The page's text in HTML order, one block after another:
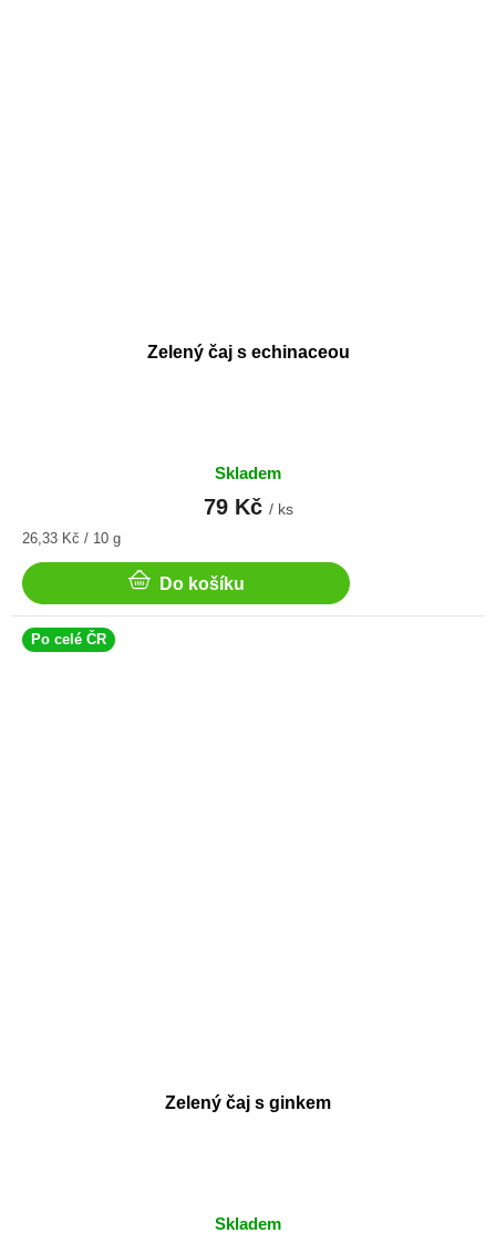
Zelený čaj s echinaceou
Skladem
79 Kč / ks
Měrná
26,33 Kč / 10 g
Do košíku
Po celé ČR
Zelený čaj s ginkem
Skladem